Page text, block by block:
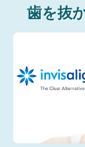
歯を抜